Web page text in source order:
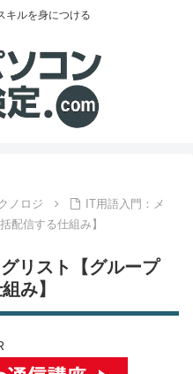
キルを身につける
ノロジ
IT用語入門：メ
配信する仕組み】
リスト【グループ
み】